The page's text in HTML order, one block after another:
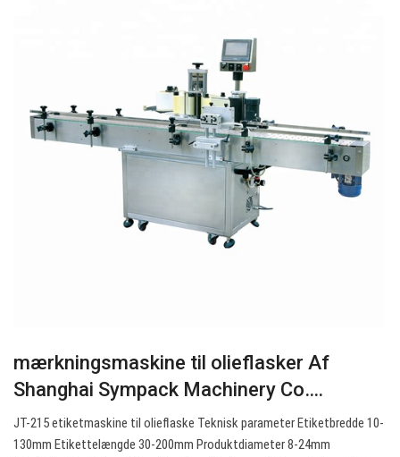
mærkningsmaskine til olieflasker Af
Shanghai Sympack Machinery Co….
JT-215 etiketmaskine til olieflaske Teknisk parameter Etiketbredde 10-
130mm Etikettelængde 30-200mm Produktdiameter 8-24mm